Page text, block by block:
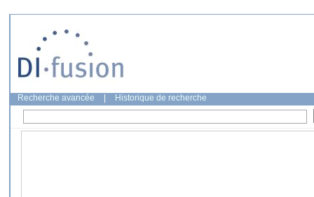
Recherche avancée Historique de recherche